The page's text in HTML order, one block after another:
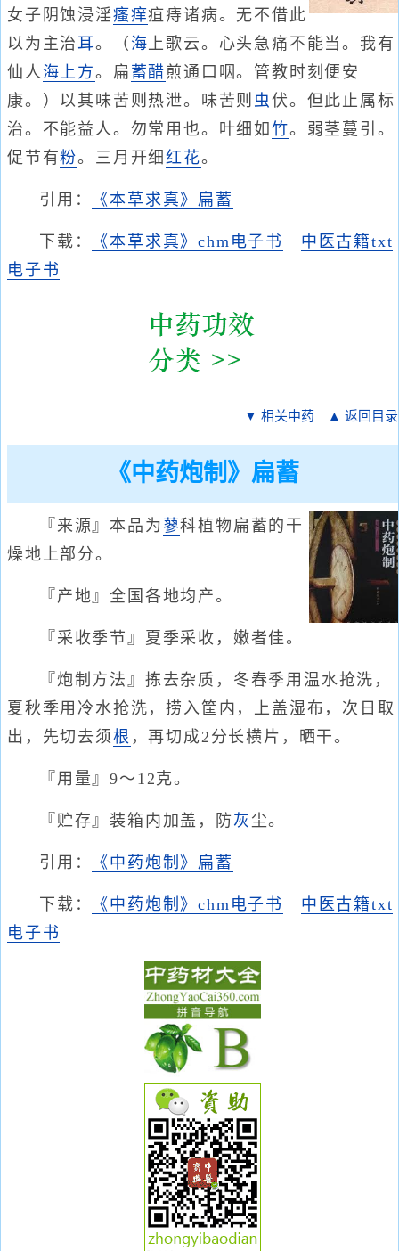
女子阴蚀浸淫瘙痒疽痔诸病。无不借此
以为主治 耳。（ 海上歌云。心头急痛不能当。我有
仙人 海上方。扁 蓄醋煎通口咽。管教时刻便安
康。）以其味苦则热泄。味苦则 虫伏。但此止属标
治。不能益人。勿常用也。叶细如 竹。弱茎蔓引。
促节有粉。三月开细红花。
引用： 《本草求真》扁蓄
下载： 《本草求真》chm电子书
中医古籍txt
电子书
▼ 相关中药 ▲ 返回目录
《中药炮制》扁蓄
『来源』本品为 蓼科植物扁蓄的干
燥地上部分。
『产地』全国各地均产。
『采收季节』夏季采收，嫩者佳。
『炮制方法』拣去杂质，冬春季用温水抢洗，
夏秋季用冷水抢洗，捞入筐内，上盖湿布，次日取
出，先切去须根 ，再切成2分长横片，晒干。
『用量』9～12克。
『贮存』装箱内加盖，防灰 尘。
引用： 《中药炮制》扁蓄
下载： 《中药炮制》chm电子书
中医古籍txt
电子书